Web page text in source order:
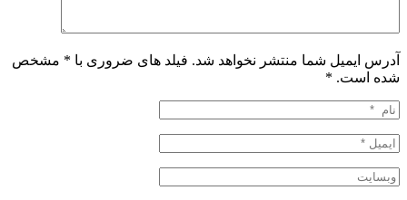
آدرس ایمیل شما منتشر نخواهد شد. فیلد های ضروری با * مشخص
شده است. *